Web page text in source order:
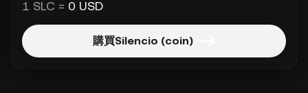
1 SLC = 0 USD
購買Silencio (coin)